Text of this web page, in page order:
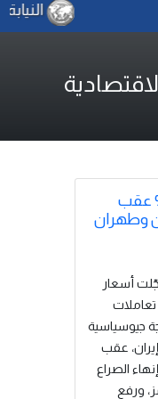
النيابة
من 2% عقب
وطهران
– سجّلت أسعار
2% في تعاملات
جيوسياسية
عقب
الصراع
ورفع